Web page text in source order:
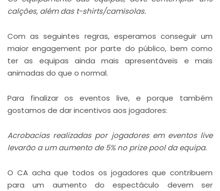
calções, além das t-shirts/camisolas.
Com as seguintes regras, esperamos conseguir um
maior engagement por parte do público, bem como
ter as equipas ainda mais apresentáveis e mais
animadas do que o normal.
Para finalizar os eventos live, e porque também
gostamos de dar incentivos aos jogadores:
Acrobacias realizadas por jogadores em eventos live
levarão a um aumento de 5% no prize pool da equipa.
O CA acha que todos os jogadores que contribuem
para um aumento do espectáculo devem ser